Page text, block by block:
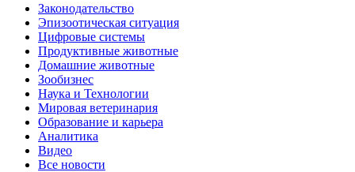
Законодательство
Эпизоотическая ситуация
Цифровые системы
Продуктивные животные
Домашние животные
Зообизнес
Наука и Технологии
Мировая ветеринария
Образование и карьера
Аналитика
Видео
Все новости